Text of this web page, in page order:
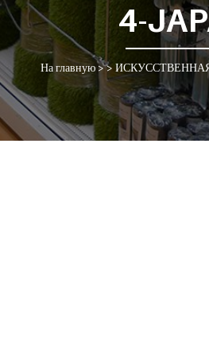
4-
На главную> >